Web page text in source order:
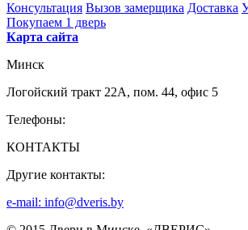
Консультация Вызов замерщика Доставка
Покупаем 1 дверь
Карта сайта
Минск
Логойский тракт 22А, пом. 44, офис 5
Телефоны:
КОНТАКТЫ
Другие контакты:
e-mail: info@dveris.by